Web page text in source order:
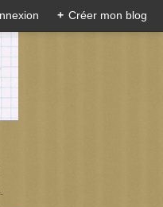
+ Créer mon blog